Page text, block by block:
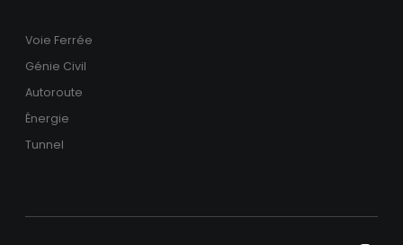
Voie Ferrée
Génie Civil
Autoroute
Énergie
Tunnel